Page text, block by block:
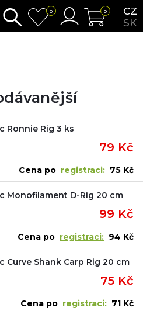
CZ
SK
0 0
Ronnie Rig 3 ks
79 Kč
Cena po registraci: 75 Kč
Monofilament D-Rig 20 cm
99 Kč
Cena po registraci: 94 Kč
Curve Shank Carp Rig 20 cm
75 Kč
Cena po registraci: 71 Kč